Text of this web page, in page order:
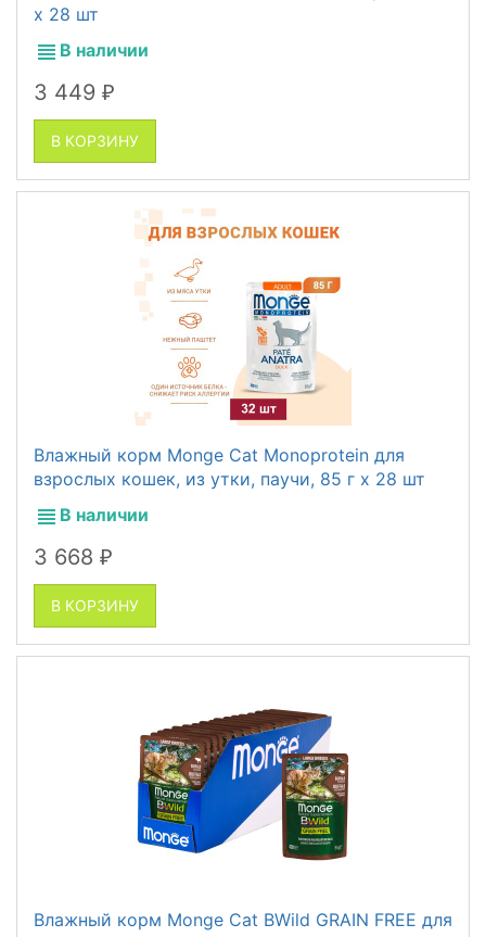
x 28 шт
В наличии
3 449 ₽
В КОРЗИНУ
Влажный корм Monge Cat Monoprotein для
взрослых кошек, из утки, паучи, 85 г x 28 шт
В наличии
3 668 ₽
В КОРЗИНУ
Влажный корм Monge Cat BWild GRAIN FREE для